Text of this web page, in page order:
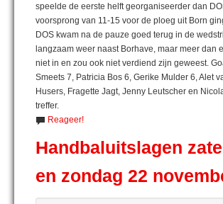
speelde de eerste helft georganiseerder dan
voorsprong van 11-15 voor de ploeg uit Born
DOS kwam na de pauze goed terug in de
langzaam weer naast Borhave, maar meer dan
niet in en zou ook niet verdiend zijn geweest.
Smeets 7, Patricia Bos 6, Gerike Mulder 6, Alet
Husers, Fragette Jagt, Jenny Leutscher en
treffer.
Reageer!
Handbaluitslagen
en zondag 22